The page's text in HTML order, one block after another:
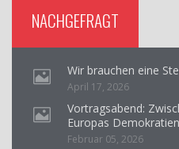
NACHGEFRAGT
Wir brauchen eine
April 17, 2026
Vortragsabend:
Europas
Februar 05, 2026